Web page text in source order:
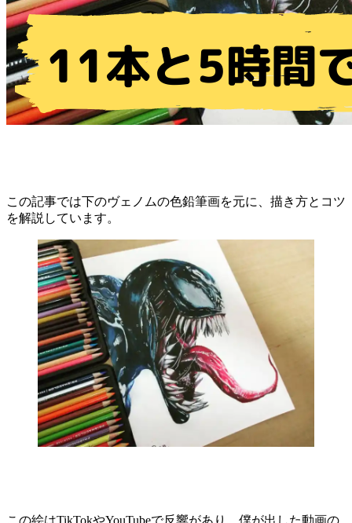
この記事では下のヴェノムの色鉛筆画を元に、描き方とコツ
を解説しています。
この絵はTikTokやYouTubeで反響があり、僕が出した動画の